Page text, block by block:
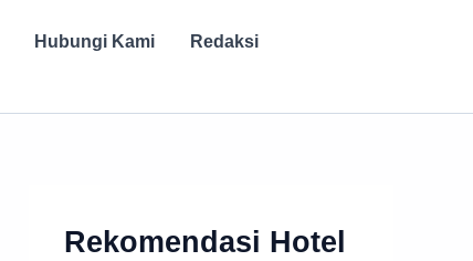
Hubungi Kami
Redaksi
Rekomendasi Hotel